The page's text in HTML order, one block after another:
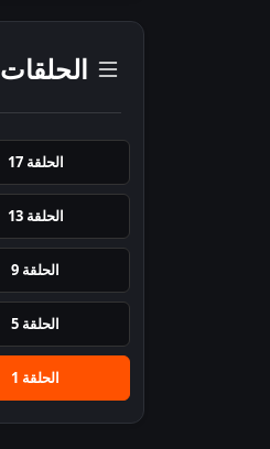
الحلقات
الحلقة 17
الحلقة 13
الحلقة 9
الحلقة 5
الحلقة 1